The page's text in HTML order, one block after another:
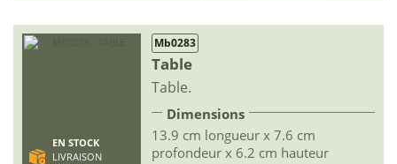
EN STOCK
LIVRAISON
Mb0283
Table
Table.
Dimensions
13.9 cm longueur x 7.6 cm
profondeur x 6.2 cm hauteur